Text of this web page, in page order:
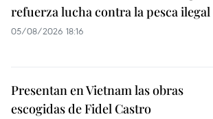
refuerza lucha contra la pesca ilegal
05/08/2026 18:16
Presentan en Vietnam las obras
escogidas de Fidel Castro